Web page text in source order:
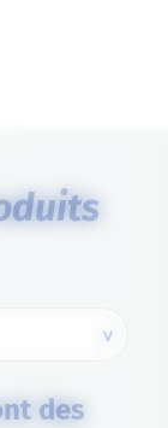
des